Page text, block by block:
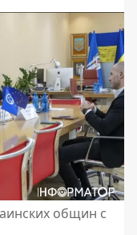
общин с